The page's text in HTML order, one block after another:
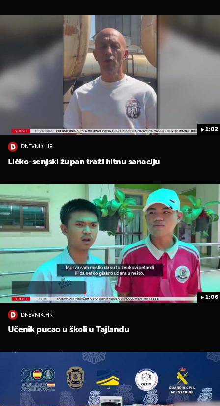
1:02
DNEVNIK.HR
Ličko-senjski župan traži hitnu sanaciju
1:06
DNEVNIK.HR
Učenik pucao u školi u Tajlandu